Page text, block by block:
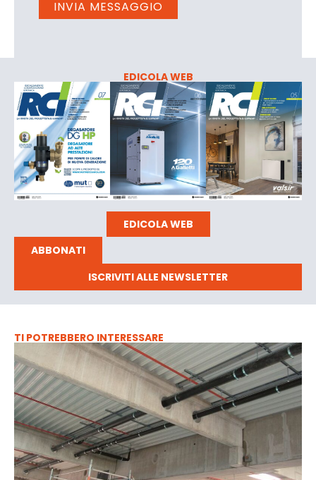
EDICOLA WEB
EDICOLA WEB
ABBONATI
ISCRIVITI ALLE NEWSLETTER
TI POTREBBERO INTERESSARE